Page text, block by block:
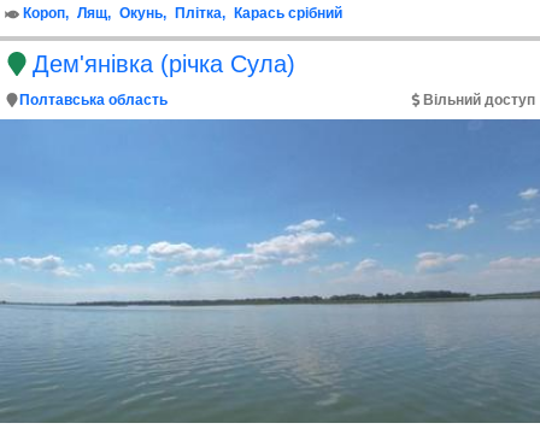
Короп
Лящ Окунь Плітка Карась срібний
Дем'янівка (річка Сула)
Полтавська область Вільний доступ